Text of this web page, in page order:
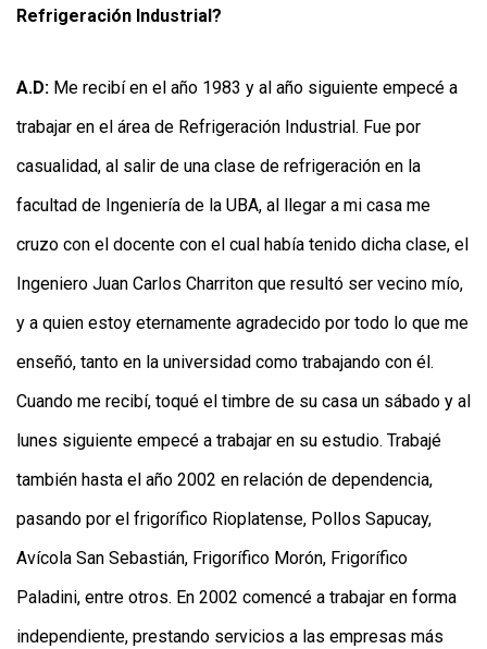
Refrigeración Industrial?
A.D: Me recibí en el año 1983 y al año siguiente empecé a
trabajar en el área de Refrigeración Industrial. Fue por
casualidad, al salir de una clase de refrigeración en la
facultad de Ingeniería de la UBA, al llegar a mi casa me
cruzo con el docente con el cual había tenido dicha clase, el
Ingeniero Juan Carlos Charriton que resultó ser vecino mío,
y a quien estoy eternamente agradecido por todo lo que me
enseñó, tanto en la universidad como trabajando con él.
Cuando me recibí, toqué el timbre de su casa un sábado y al
lunes siguiente empecé a trabajar en su estudio. Trabajé
también hasta el año 2002 en relación de dependencia,
pasando por el frigorífico Rioplatense, Pollos Sapucay,
Avícola San Sebastián, Frigorífico Morón, Frigorífico
Paladini, entre otros. En 2002 comencé a trabajar en forma
independiente, prestando servicios a las empresas más